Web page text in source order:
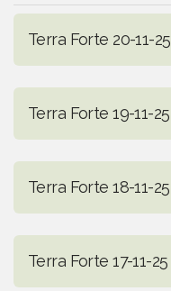
Terra Forte 20-11-25
Terra Forte 19-11-25
Terra Forte 18-11-25
Terra Forte 17-11-25